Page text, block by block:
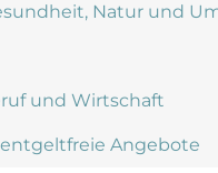
Natur und
und Wirtschaft
entgeltfreie Angebote